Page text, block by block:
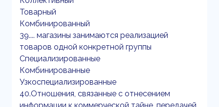
Товарный
Комбинированный
39.... магазины занимаются реализацией
товаров одной конкретной группы
Специализированные
Комбинированные
Узкоспециализированные
40.Отношения, связанные с отнесением